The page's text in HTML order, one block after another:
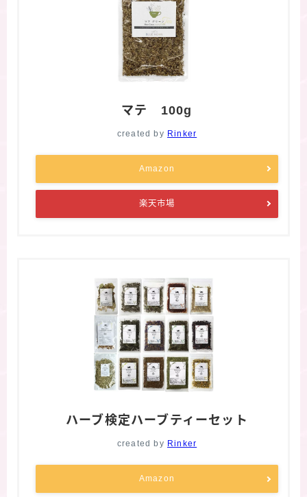
マテ 100g
created by Rinker
Amazon
楽天市場
ハーブ検定ハーブティーセット
created by Rinker
Amazon